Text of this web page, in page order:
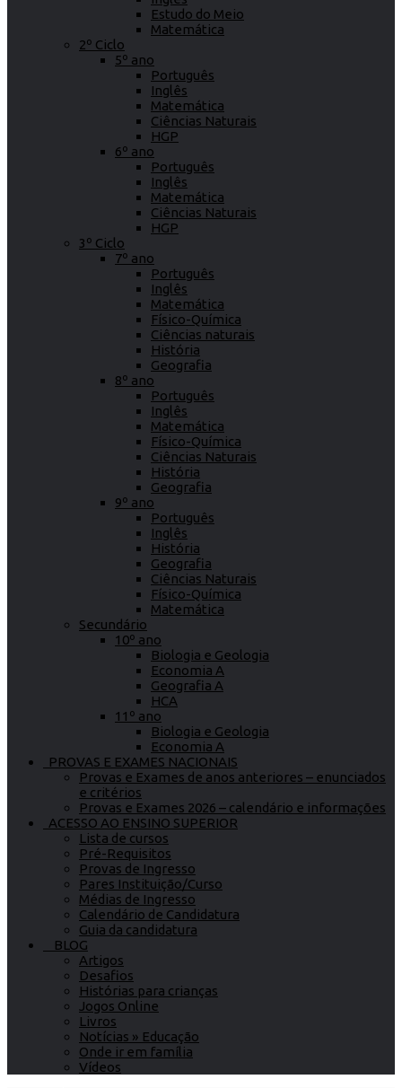
Estudo do Meio
Matemática
2º Ciclo
5º ano
Português
Inglês
Matemática
Ciências Naturais
HGP
6º ano
Português
Inglês
Matemática
Ciências Naturais
HGP
3º Ciclo
7º ano
Português
Inglês
Matemática
Físico-Química
Ciências naturais
História
Geografia
8º ano
Português
Inglês
Matemática
Físico-Química
Ciências Naturais
História
Geografia
9º ano
Português
Inglês
História
Geografia
Ciências Naturais
Físico-Química
Matemática
Secundário
10º ano
Biologia e Geologia
Economia A
Geografia A
HCA
11º ano
Biologia e Geologia
Economia A
PROVAS E EXAMES NACIONAIS
Provas e Exames de anos anteriores – enunciados
e critérios
Provas e Exames 2026 – calendário e informações
ACESSO AO ENSINO SUPERIOR
Lista de cursos
Pré-Requisitos
Provas de Ingresso
Pares Instituição/Curso
Médias de Ingresso
Calendário de Candidatura
Guia da candidatura
BLOG
Artigos
Desafios
Histórias para crianças
Jogos Online
Livros
Notícias » Educação
Onde ir em família
Vídeos